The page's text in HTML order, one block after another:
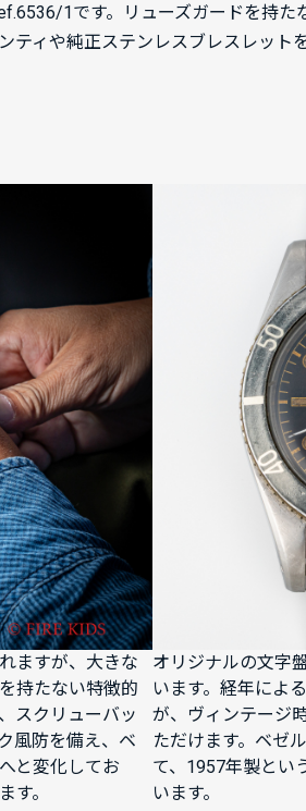
1です。リューズガードを持
ティや純正ステンレスブレスレッ
ますが、大きな
持たない特徴的
スクリューバッ
風防を備え、ベ
と変化してお
す。
オリジナルの文字
います。経年によ
が、ヴィンテージ
ただけます。ベゼ
て、1957年製とい
います。